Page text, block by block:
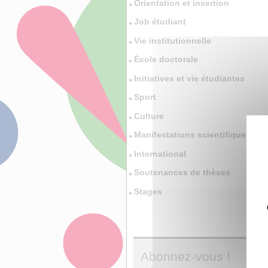
Orientation et insertion
Job étudiant
Vie institutionnelle
École doctorale
Initiatives et vie étudiantes
Sport
Culture
Manifestations scientifiques
International
Soutenances de thèses
Stages
Abonnez-vous !